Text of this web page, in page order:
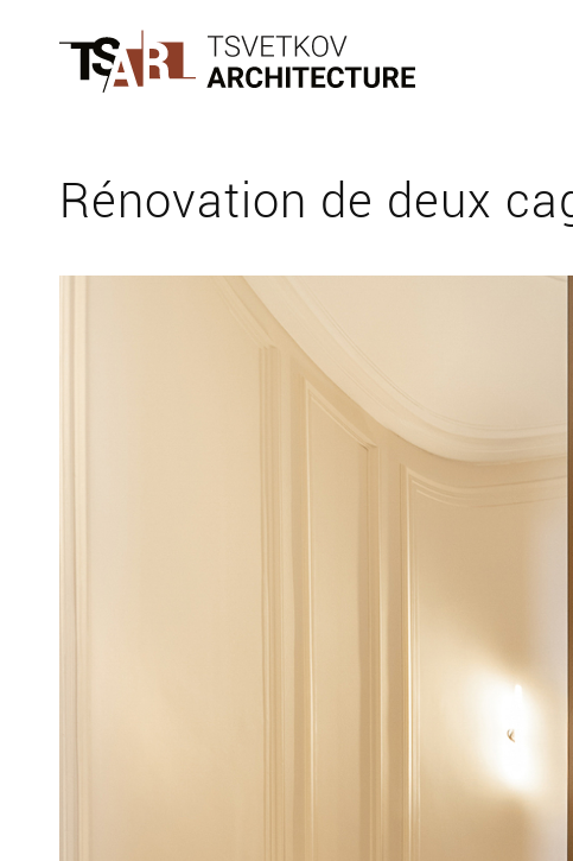
Rénovation de deux